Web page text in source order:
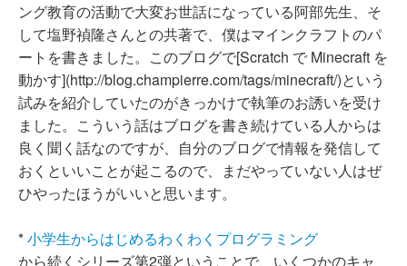
ング教育の活動で大変お世話になっている阿部先生、そ
して塩野禎隆さんとの共著で、僕はマインクラフトのパ
ートを書きました。このブログで[Scratch で Minecraft を
動かす](http://blog.champierre.com/tags/minecraft/)という
試みを紹介していたのがきっかけで執筆のお誘いを受け
ました。こういう話はブログを書き続けている人からは
良く聞く話なのですが、自分のブログで情報を発信して
おくといいことが起こるので、まだやっていない人はぜ
ひやったほうがいいと思います。
*小学生からはじめるわくわくプログラミング
から続くシリーズ第2弾ということで、いくつかのキャ